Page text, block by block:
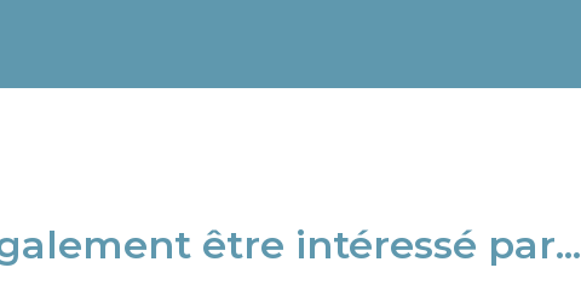
être intéressé par...